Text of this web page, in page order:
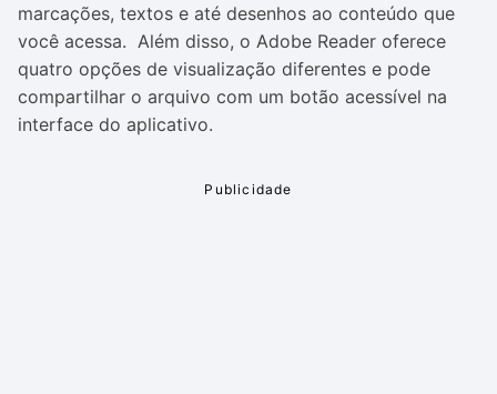
marcações, textos e até desenhos ao conteúdo que
você acessa. Além disso, o Adobe Reader oferece
quatro opções de visualização diferentes e pode
compartilhar o arquivo com um botão acessível na
interface do aplicativo.